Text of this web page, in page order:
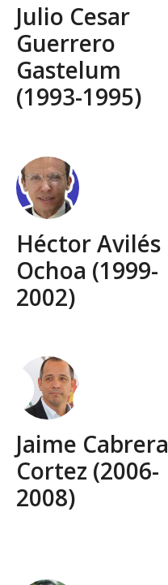
Julio Cesar
Guerrero
Gastelum
(1993-1995)
Héctor Avilés
Ochoa (1999-
2002)
Jaime Cabrera
Cortez (2006-
2008)